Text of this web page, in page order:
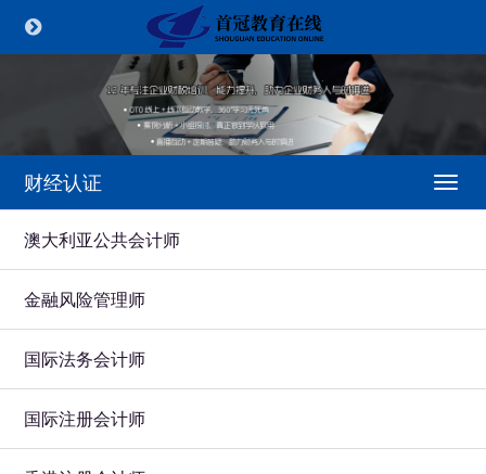
财经认证
澳大利亚公共会计师
金融风险管理师
国际法务会计师
国际注册会计师